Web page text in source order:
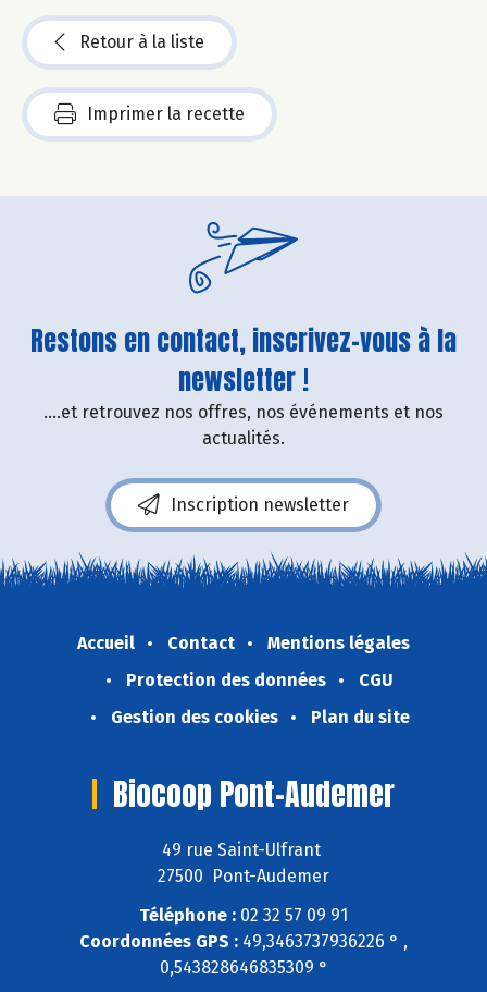
Retour à la liste
Imprimer la recette
Restons en contact, inscrivez-vous à la
newsletter !
....et retrouvez nos offres, nos événements et nos
actualités.
Inscription newsletter
Accueil Contact
Mentions légales
Protection des données
CGU
Gestion des cookies
Plan du site
Biocoop Pont-Audemer
49 rue Saint-Ulfrant
27500 Pont-Audemer
Téléphone : 02 32 57 09 91
Coordonnées GPS : 49,3463737936226 ° ,
0,543828646835309 °